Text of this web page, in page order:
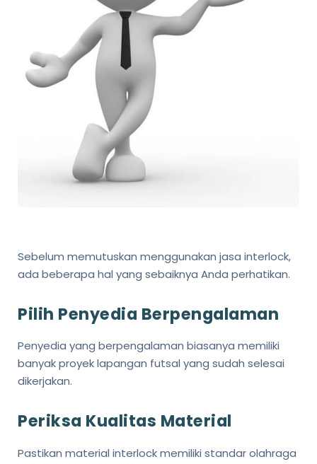
Sebelum memutuskan menggunakan jasa interlock,
ada beberapa hal yang sebaiknya Anda perhatikan.
Pilih Penyedia Berpengalaman
Penyedia yang berpengalaman biasanya memiliki
banyak proyek lapangan futsal yang sudah selesai
dikerjakan.
Periksa Kualitas Material
Pastikan material interlock memiliki standar olahraga